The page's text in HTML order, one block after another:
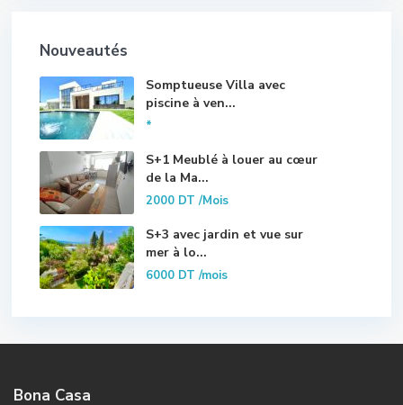
Nouveautés
Somptueuse Villa avec
piscine à ven...
*
S+1 Meublé à louer au cœur
de la Ma...
2000 DT/Mois
S+3 avec jardin et vue sur
mer à lo...
6000 DT/mois
Bona Casa